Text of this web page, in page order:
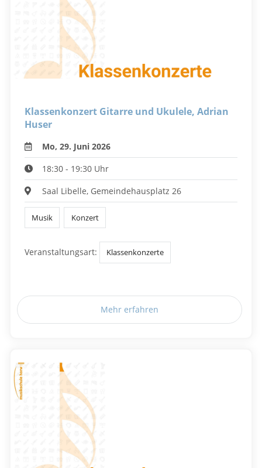
Klassenkonzert Gitarre und Ukulele, Adrian
Huser
Mo, 29. Juni 2026
18:30 - 19:30 Uhr
Saal Libelle, Gemeindehausplatz 26
Musik Konzert
Veranstaltungsart: Klassenkonzerte
Mehr erfahren